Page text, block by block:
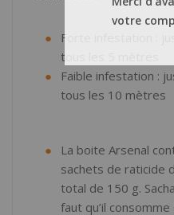
Forte infestation :
tous les 5 mètres
Faible infestation :
tous les 10 mètres
La boite Arsenal
sachets de raticide
total de 150 g.
faut qu’il
votre